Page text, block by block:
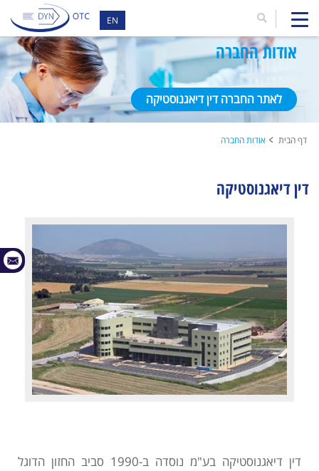
EN
אודות החברה
לאתר החברה דין דיאגנוסטיקה
דף הבית אודות החברה
דין דיאגנוסטיקה
דין דיאגנוסטיקה בע"מ נוסדה ב-1990 סביב החזון הדוגל